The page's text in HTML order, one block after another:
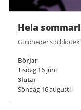
Hela
Guldhedens bibliotek
Börjar
Tisdag 16 juni
Slutar
Söndag 16 augusti